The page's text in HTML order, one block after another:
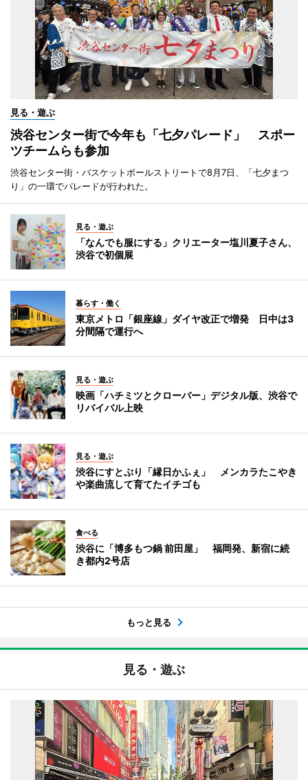
見る・遊ぶ
渋谷センター街で今年も「七夕パレード」 スポー
ツチームらも参加
渋谷センター街・バスケットボールストリートで8月7日、「七夕まつ
り」の一環でパレードが行われた。
見る・遊ぶ
「なんでも服にする」クリエーター塩川夏子さん、
渋谷で初個展
暮らす・働く
東京メトロ「銀座線」ダイヤ改正で増発 日中は3
分間隔で運行へ
見る・遊ぶ
映画「ハチミツとクローバー」デジタル版、渋谷で
リバイバル上映
見る・遊ぶ
渋谷にすとぷり「縁日かふぇ」 メンカラたこやき
や楽曲流して育てたイチゴも
食べる
渋谷に「博多もつ鍋 前田屋」 福岡発、新宿に続
き都内2号店
もっと見る
見る・遊ぶ